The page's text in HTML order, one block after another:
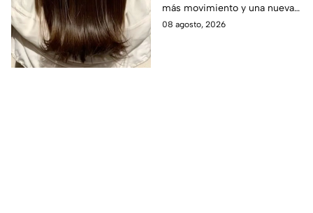
más movimiento y una nueva
versión.
08 agosto, 2026